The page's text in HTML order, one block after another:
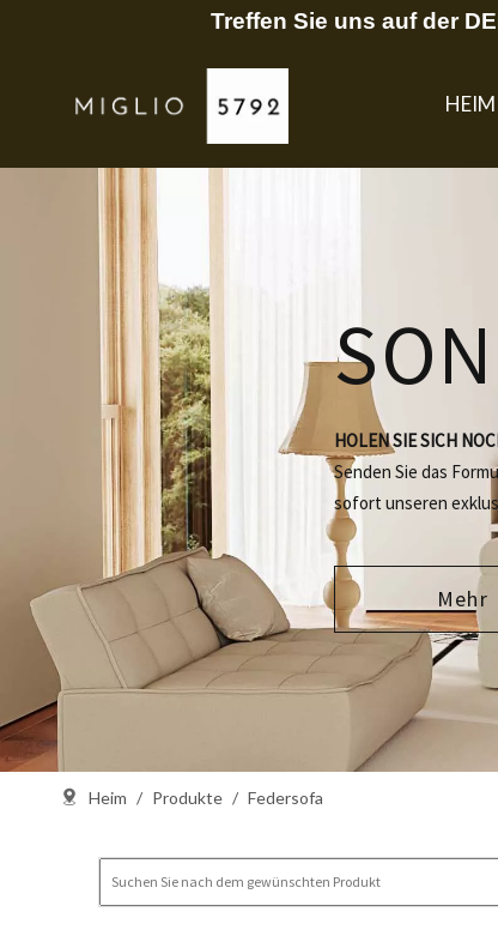
Treffen Sie uns auf der
HEIM
HOLEN SIE SICH
Senden Sie das
sofort unseren
Mehr
Heim / Produkte / Federsofa